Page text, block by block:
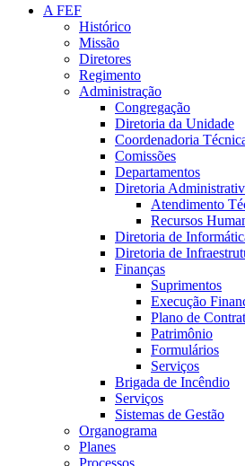
A FEF
Histórico
Missão
Diretores
Regimento
Administração
Congregação
Diretoria da Unidade
Coordenadoria
Comissões
Departamentos
Diretoria
Atendimento
Recursos
Diretoria de
Diretoria de
Finanças
Suprimentos
Execução
Plano de
Patrimônio
Formulários
Serviços
Brigada de Incêndio
Serviços
Sistemas de Gestão
Organograma
Planes
Processos